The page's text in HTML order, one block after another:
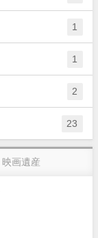
1
1
2
23
映画遺産